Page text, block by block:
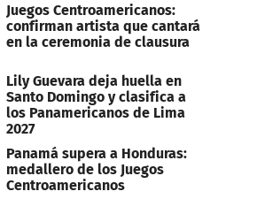
Juegos Centroamericanos:
confirman artista que cantará
en la ceremonia de clausura
Lily Guevara deja huella en
Santo Domingo y clasifica a
los Panamericanos de Lima
2027
Panamá supera a Honduras:
medallero de los Juegos
Centroamericanos